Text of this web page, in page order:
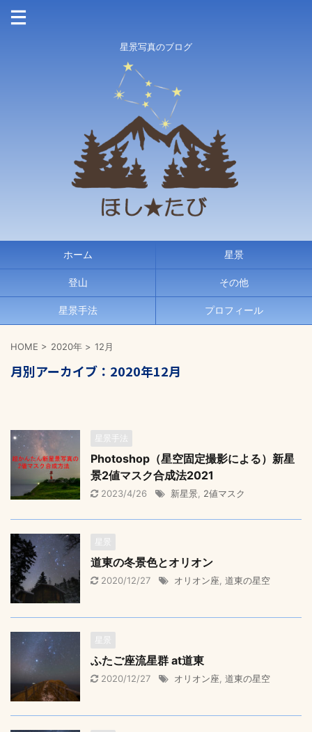
星景写真のブログ
ホーム 星景
登山 その他
星景手法 プロフィール
HOME > 2020年 > 12月
月別アーカイブ：2020年12月
星景手法
Photoshop（星空固定撮影による）新星
景2値マスク合成法2021
2023/4/26 新星景, 2値マスク
星景
道東の冬景色とオリオン
2020/12/27 オリオン座, 道東の星空
星景
ふたご座流星群 at道東
2020/12/27 オリオン座, 道東の星空